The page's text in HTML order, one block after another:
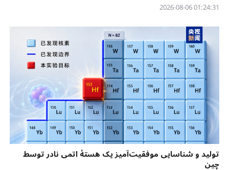
01:24:31 2026-08-06
تولید و شناسایی موفقیت‌آمیز یک هستهٔ اتمی نادر توسط
چین